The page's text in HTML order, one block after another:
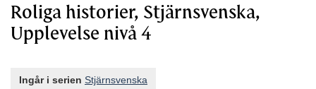
Roliga historier, Stjärnsvenska,
Upplevelse nivå 4
Ingår i serien Stjärnsvenska